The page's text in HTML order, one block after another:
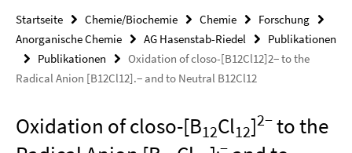
Startseite Chemie/Biochemie Chemie
Forschung
Anorganische Chemie
AG Hasenstab-Riedel
Publikationen
Publikationen
Oxidation of closo-[B12Cl12]2− to the
Radical Anion [B12Cl12].− and to Neutral B12Cl12
Oxidation of closo-[B12Cl12]2−to the
.−